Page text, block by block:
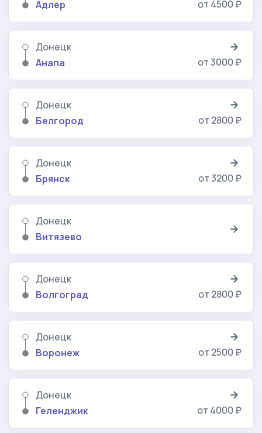
Адлер от 4500 ₽
Донецк
Анапа
от 3000 ₽
Донецк
Белгород
от 2800 ₽
Донецк
Брянск
от 3200 ₽
Донецк
Витязево
Донецк
Волгоград
от 2800 ₽
Донецк
Воронеж
от 2500 ₽
Донецк
Геленджик
от 4000 ₽